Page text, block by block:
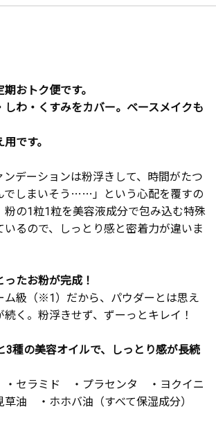
おトク便です。
しわ・くすみをカバー。ベースメイクも
です。
デーションは粉浮きして、時間がたつ
でしまいそう……」という心配を覆すの
粉の1粒1粒を美容液成分で包み込む特殊
るので、しっとり感と密着力が違いま
たお粉が完成！
ム級（※1）だから、パウダーとは思え
く。粉浮きせず、ずーっとキレイ！
種の美容オイルで、しっとり感が長続
・セラミド ・プラセンタ ・ヨクイニ
油 ・ホホバ油（すべて保湿成分）